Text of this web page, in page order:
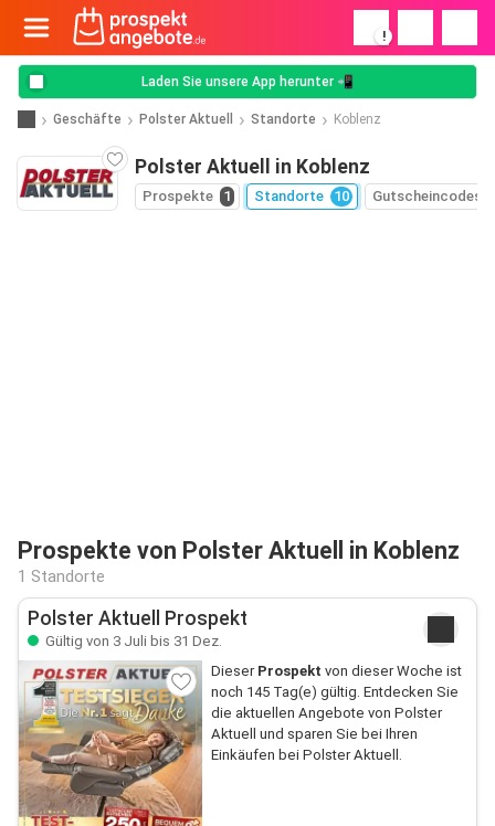
!
Laden Sie unsere App herunter 📲
Geschäfte Polster Aktuell Standorte Koblenz
Polster Aktuell in Koblenz
Prospekte 1 Standorte 10 Gutscheincodes
Prospekte von Polster Aktuell in Koblenz
1 Standorte
Polster Aktuell Prospekt
Gültig von 3 Juli bis 31 Dez.
Dieser Prospekt von dieser Woche ist
noch 145 Tag(e) gültig. Entdecken Sie
die aktuellen Angebote von Polster
Aktuell und sparen Sie bei Ihren
Einkäufen bei Polster Aktuell.